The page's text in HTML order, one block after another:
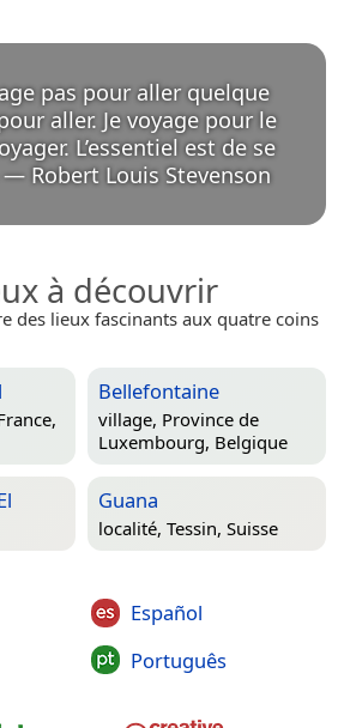
pas pour aller quelque
aller. Je voyage pour le
L’essentiel est de se
— Robert Louis Stevenson
à découvrir
des lieux fascinants aux quatre coins
Bellefontaine
village, Province de
Luxembourg, Belgique
Guana
localité, Tessin, Suisse
Español
Português